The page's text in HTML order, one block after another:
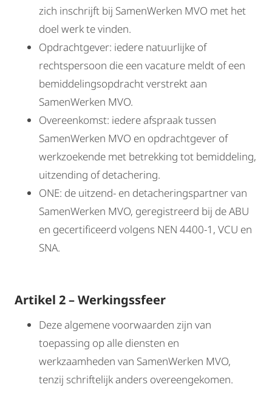
zich inschrijft bij SamenWerken MVO met het
doel werk te vinden.
Opdrachtgever: iedere natuurlijke of
rechtspersoon die een vacature meldt of een
bemiddelingsopdracht verstrekt aan
SamenWerken MVO.
Overeenkomst: iedere afspraak tussen
SamenWerken MVO en opdrachtgever of
werkzoekende met betrekking tot bemiddeling,
uitzending of detachering.
ONE: de uitzend- en detacheringspartner van
SamenWerken MVO, geregistreerd bij de ABU
en gecertificeerd volgens NEN 4400-1, VCU en
SNA.
Artikel 2 – Werkingssfeer
Deze algemene voorwaarden zijn van
toepassing op alle diensten en
werkzaamheden van SamenWerken MVO,
tenzij schriftelijk anders overeengekomen.